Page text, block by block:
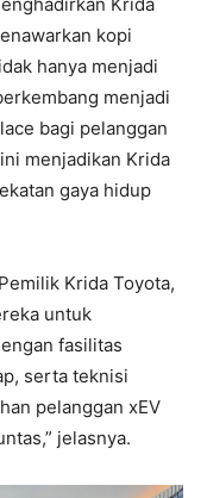
kopi
hanya menjadi
menjadi
bagi pelanggan
menjadikan Krida
gaya hidup
Krida Toyota,
untuk
fasilitas
serta teknisi
pelanggan xEV
jelasnya.